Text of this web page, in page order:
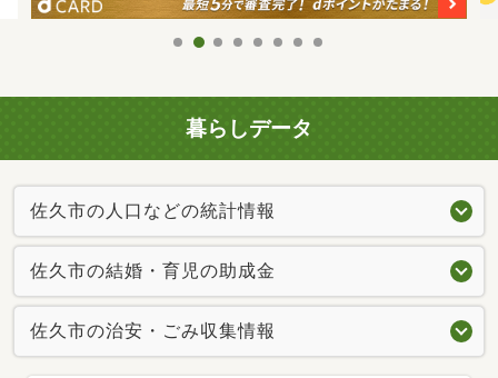
暮らしデータ
佐久市の人口などの統計情報
佐久市の結婚・育児の助成金
佐久市の治安・ごみ収集情報